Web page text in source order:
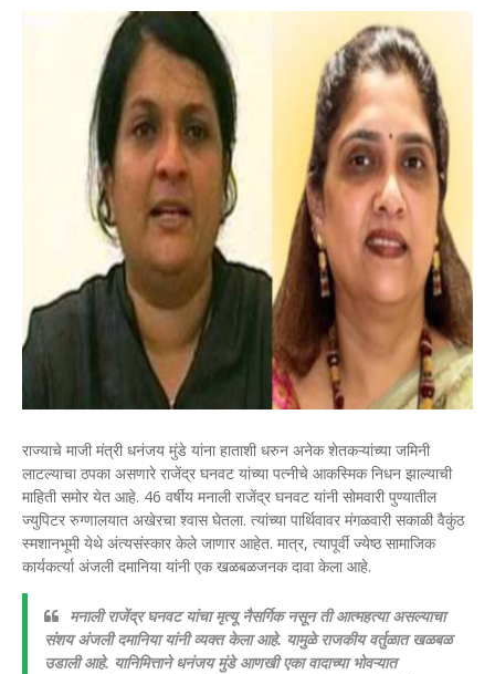
राज्याचे माजी मंत्री धनंजय मुंडे यांना हाताशी धरुन अनेक शेतकऱ्यांच्या जमिनी
लाटल्याचा ठपका असणारे राजेंद्र घनवट यांच्या पत्नीचे आकस्मिक निधन झाल्याची
माहिती समोर येत आहे. 46 वर्षीय मनाली राजेंद्र घनवट यांनी सोमवारी पुण्यातील
ज्युपिटर रुग्णालयात अखेरचा श्वास घेतला. त्यांच्या पार्थिवावर मंगळवारी सकाळी वैकुंठ
स्मशानभूमी येथे अंत्यसंस्कार केले जाणार आहेत. मात्र, त्यापूर्वी ज्येष्ठ सामाजिक
कार्यकर्त्या अंजली दमानिया यांनी एक खळबळजनक दावा केला आहे.
मनाली राजेंद्र घनवट यांचा मृत्यू नैसर्गिक नसून ती आत्महत्या असल्याचा
संशय अंजली दमानिया यांनी व्यक्त केला आहे. यामुळे राजकीय वर्तुळात खळबळ
उडाली आहे. यानिमित्ताने धनंजय मुंडे आणखी एका वादाच्या भोवऱ्यात